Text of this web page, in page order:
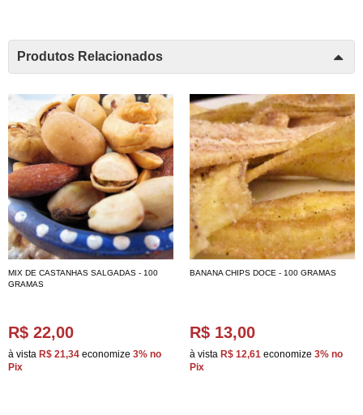
Produtos Relacionados
MIX DE CASTANHAS SALGADAS - 100
GRAMAS
R$ 22,00
à vista R$ 21,34 economize 3% no
Pix
BANANA CHIPS DOCE - 100 GRAMAS
R$ 13,00
à vista R$ 12,61 economize 3% no
Pix